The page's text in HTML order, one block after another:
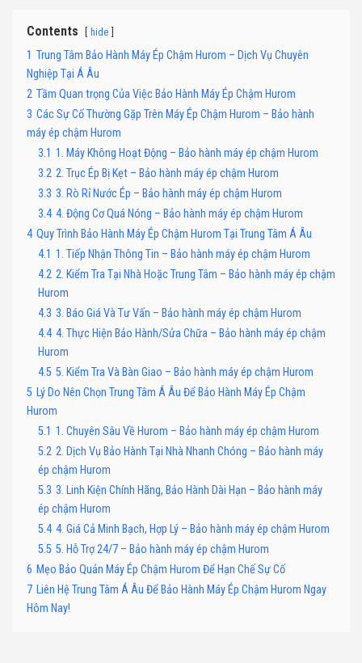
Contents hide
1 Trung Tâm Bảo Hành Máy Ép Chậm Hurom – Dịch Vụ Chuyên
Nghiệp Tại Á Âu
2 Tầm Quan trọng Của Việc Bảo Hành Máy Ép Chậm Hurom
3 Các Sự Cố Thường Gặp Trên Máy Ép Chậm Hurom – Bảo hành
máy ép chậm Hurom
3.1 1. Máy Không Hoạt Động – Bảo hành máy ép chậm Hurom
3.2 2. Trục Ép Bị Kẹt – Bảo hành máy ép chậm Hurom
3.3 3. Rò Rỉ Nước Ép – Bảo hành máy ép chậm Hurom
3.4 4. Động Cơ Quá Nóng – Bảo hành máy ép chậm Hurom
4 Quy Trình Bảo Hành Máy Ép Chậm Hurom Tại Trung Tâm Á Âu
4.1 1. Tiếp Nhận Thông Tin – Bảo hành máy ép chậm Hurom
4.2 2. Kiểm Tra Tại Nhà Hoặc Trung Tâm – Bảo hành máy ép chậm
Hurom
4.3 3. Báo Giá Và Tư Vấn – Bảo hành máy ép chậm Hurom
4.4 4. Thực Hiện Bảo Hành/Sửa Chữa – Bảo hành máy ép chậm
Hurom
4.5 5. Kiểm Tra Và Bàn Giao – Bảo hành máy ép chậm Hurom
5 Lý Do Nên Chọn Trung Tâm Á Âu Để Bảo Hành Máy Ép Chậm
Hurom
5.1 1. Chuyên Sâu Về Hurom – Bảo hành máy ép chậm Hurom
5.2 2. Dịch Vụ Bảo Hành Tại Nhà Nhanh Chóng – Bảo hành máy
ép chậm Hurom
5.3 3. Linh Kiện Chính Hãng, Bảo Hành Dài Hạn – Bảo hành máy
ép chậm Hurom
5.4 4. Giá Cả Minh Bạch, Hợp Lý – Bảo hành máy ép chậm Hurom
5.5 5. Hỗ Trợ 24/7 – Bảo hành máy ép chậm Hurom
6 Mẹo Bảo Quản Máy Ép Chậm Hurom Để Hạn Chế Sự Cố
7 Liên Hệ Trung Tâm Á Âu Để Bảo Hành Máy Ép Chậm Hurom Ngay
Hôm Nay!